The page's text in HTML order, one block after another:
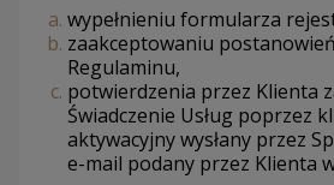
wypełnieniu formularza
zaakceptowaniu
Regulaminu,
potwierdzenia przez Klienta
Świadczenie Usług poprzez
aktywacyjny wysłany przez
e-mail podany przez Klienta